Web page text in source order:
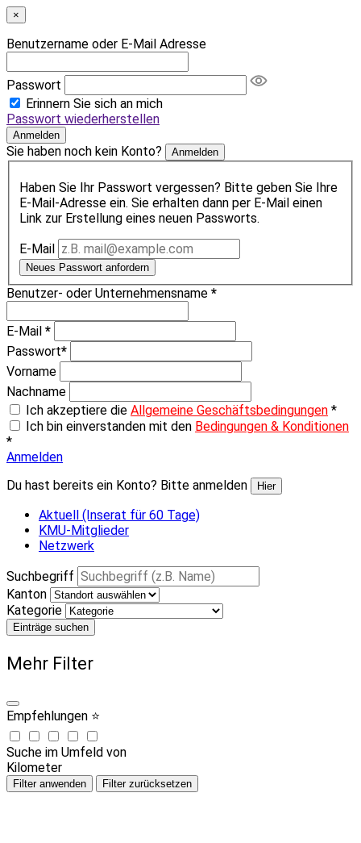
×
Benutzername oder E-Mail Adresse
Passwort
Erinnern Sie sich an mich
Passwort wiederherstellen
Anmelden
Sie haben noch kein Konto? Anmelden
Haben Sie Ihr Passwort vergessen? Bitte geben Sie Ihre
E-Mail-Adresse ein. Sie erhalten dann per E-Mail einen
Link zur Erstellung eines neuen Passworts.
E-Mail
Neues Passwort anfordern
Benutzer- oder Unternehmensname *
E-Mail *
Passwort*
Vorname
Nachname
Ich akzeptiere die Allgemeine Geschäftsbedingungen *
Ich bin einverstanden mit den Bedingungen & Konditionen
*
Anmelden
Du hast bereits ein Konto? Bitte anmelden
Hier
Aktuell (Inserat für 60 Tage)
KMU-Mitglieder
Netzwerk
Suchbegriff
Kanton
Kategorie
Einträge suchen
Mehr Filter
Empfehlungen ⭐
Suche im Umfeld von
Kilometer
Filter anwenden Filter zurücksetzen